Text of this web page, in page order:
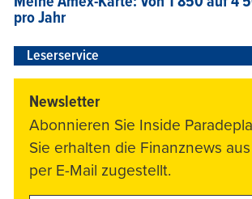
pro Jahr
Leserservice
Newsletter
Abonnieren Sie Inside
Sie erhalten die Finanznews
per E-Mail zugestellt.